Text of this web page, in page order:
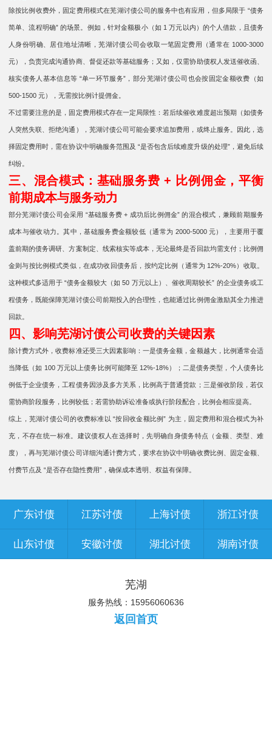
除按比例收费外，固定费用模式在芜湖讨债公司的服务中也有应用，但多局限于 “债务
简单、流程明确” 的场景。例如，针对金额极小（如 1 万元以内）的个人借款，且债务
人身份明确、居住地址清晰，芜湖讨债公司会收取一笔固定费用（通常在 1000-3000
元），负责完成沟通协商、督促还款等基础服务；又如，仅需协助债权人发送催收函、
核实债务人基本信息等 “单一环节服务”，部分芜湖讨债公司也会按固定金额收费（如
500-1500 元），无需按比例计提佣金。
不过需要注意的是，固定费用模式存在一定局限性：若后续催收难度超出预期（如债务
人突然失联、拒绝沟通），芜湖讨债公司可能会要求追加费用，或终止服务。因此，选
择固定费用时，需在协议中明确服务范围及 “是否包含后续难度升级的处理”，避免后续
纠纷。
三、混合模式：基础服务费 + 比例佣金，平衡
前期成本与服务动力
部分芜湖讨债公司会采用 “基础服务费 + 成功后比例佣金” 的混合模式，兼顾前期服务
成本与催收动力。其中，基础服务费金额较低（通常为 2000-5000 元），主要用于覆
盖前期的债务调研、方案制定、线索核实等成本，无论最终是否回款均需支付；比例佣
金则与按比例模式类似，在成功收回债务后，按约定比例（通常为 12%-20%）收取。
这种模式多适用于 “债务金额较大（如 50 万元以上）、催收周期较长” 的企业债务或工
程债务，既能保障芜湖讨债公司前期投入的合理性，也能通过比例佣金激励其全力推进
回款。
四、影响芜湖讨债公司收费的关键因素
除计费方式外，收费标准还受三大因素影响：一是债务金额，金额越大，比例通常会适
当降低（如 100 万元以上债务比例可能降至 12%-18%）；二是债务类型，个人债务比
例低于企业债务，工程债务因涉及多方关系，比例高于普通货款；三是催收阶段，若仅
需协商阶段服务，比例较低；若需协助诉讼准备或执行阶段配合，比例会相应提高。
综上，芜湖讨债公司的收费标准以 “按回收金额比例” 为主，固定费用和混合模式为补
充，不存在统一标准。建议债权人在选择时，先明确自身债务特点（金额、类型、难
度），再与芜湖讨债公司详细沟通计费方式，要求在协议中明确收费比例、固定金额、
付费节点及 “是否存在隐性费用”，确保成本透明、权益有保障。
广东讨债 江苏讨债 上海讨债 浙江讨债
山东讨债 安徽讨债 湖北讨债 湖南讨债
芜湖
服务热线：15956060636
返回首页